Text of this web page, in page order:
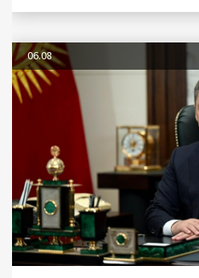
06.08